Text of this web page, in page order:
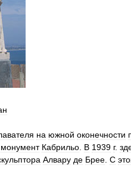
на южной оконечности
монумент Кабрильо. В 1939 г.
Алвару де Брее. С